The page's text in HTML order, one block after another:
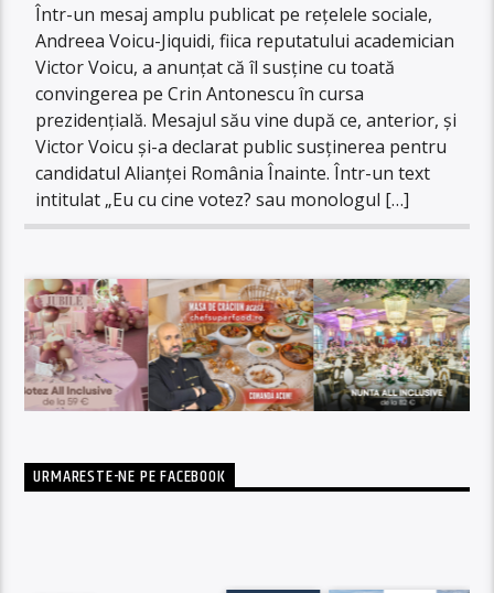
Într-un mesaj amplu publicat pe rețelele sociale,
Andreea Voicu-Jiquidi, fiica reputatului academician
Victor Voicu, a anunțat că îl susține cu toată
convingerea pe Crin Antonescu în cursa
prezidențială. Mesajul său vine după ce, anterior, și
Victor Voicu și-a declarat public susținerea pentru
candidatul Alianței România Înainte. Într-un text
intitulat „Eu cu cine votez? sau monologul […]
URMARESTE-NE PE FACEBOOK